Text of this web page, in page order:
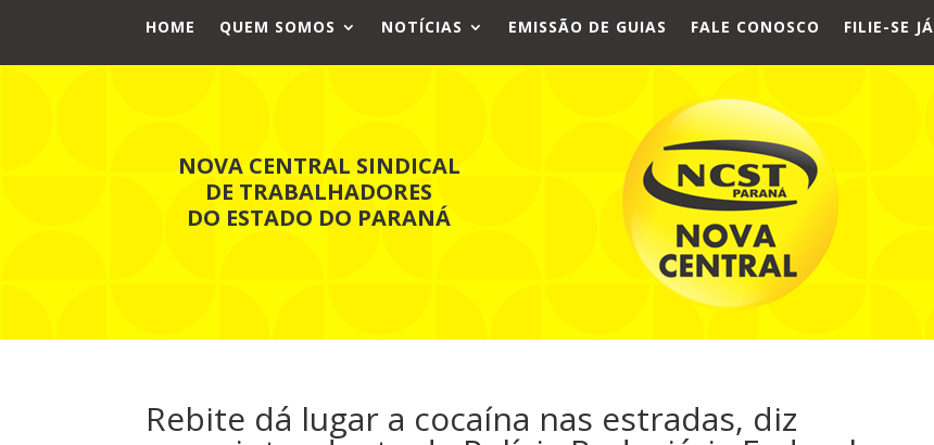
HOME QUEM SOMOS NOTÍCIAS EMISSÃO DE GUIAS FALE CONOSCO FILIE-SE JÁ
NOVA CENTRAL SINDICAL
DE TRABALHADORES
DO ESTADO DO PARANÁ
Rebite dá lugar a cocaína nas estradas, diz